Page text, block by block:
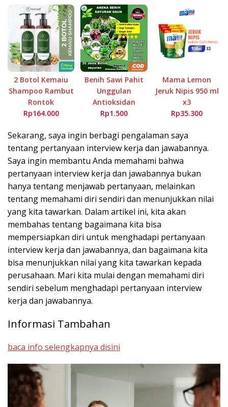
2 Botol Kemaiu
Shampoo Rambut
Rontok
Rp164.000
Benih Sawi Pahit
Unggulan
Antioksidan
Rp1.500
Mama Lemon
Jeruk Nipis 950 ml
x3
Rp35.300
Sekarang, saya ingin berbagi pengalaman saya
tentang pertanyaan interview kerja dan jawabannya.
Saya ingin membantu Anda memahami bahwa
pertanyaan interview kerja dan jawabannya bukan
hanya tentang menjawab pertanyaan, melainkan
tentang memahami diri sendiri dan menunjukkan nilai
yang kita tawarkan. Dalam artikel ini, kita akan
membahas tentang bagaimana kita bisa
mempersiapkan diri untuk menghadapi pertanyaan
interview kerja dan jawabannya, dan bagaimana kita
bisa menunjukkan nilai yang kita tawarkan kepada
perusahaan. Mari kita mulai dengan memahami diri
sendiri sebelum menghadapi pertanyaan interview
kerja dan jawabannya.
Informasi Tambahan
baca info selengkapnya disini